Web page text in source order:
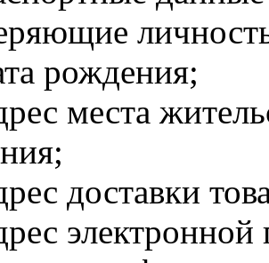
рождения;
места
доставки
электронной